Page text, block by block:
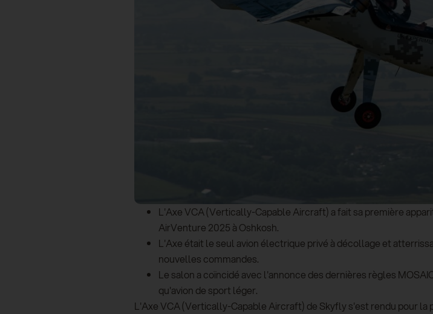
L'Axe VCA (Vertically-Capable Aircraft) a fait sa première
AirVenture 2025 à Oshkosh.
L'Axe était le seul avion électrique privé à décollage et
nouvelles commandes.
Le salon a coïncidé avec l'annonce des dernières règles
qu'avion de sport léger.
L'Axe VCA (Vertically-Capable Aircraft) de Skyfly s'est rendu pour